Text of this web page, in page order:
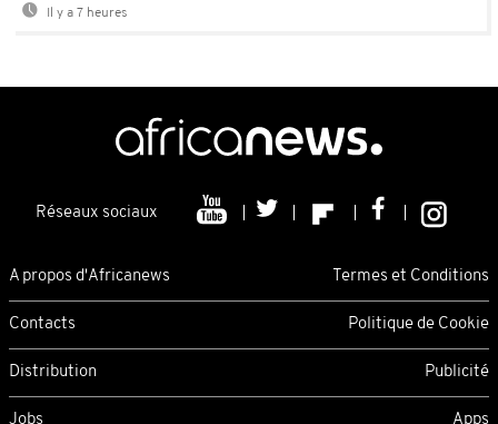
Il y a 7 heures
Réseaux sociaux
A propos d'Africanews Termes et Conditions
Contacts Politique de Cookie
Distribution Publicité
Jobs Apps